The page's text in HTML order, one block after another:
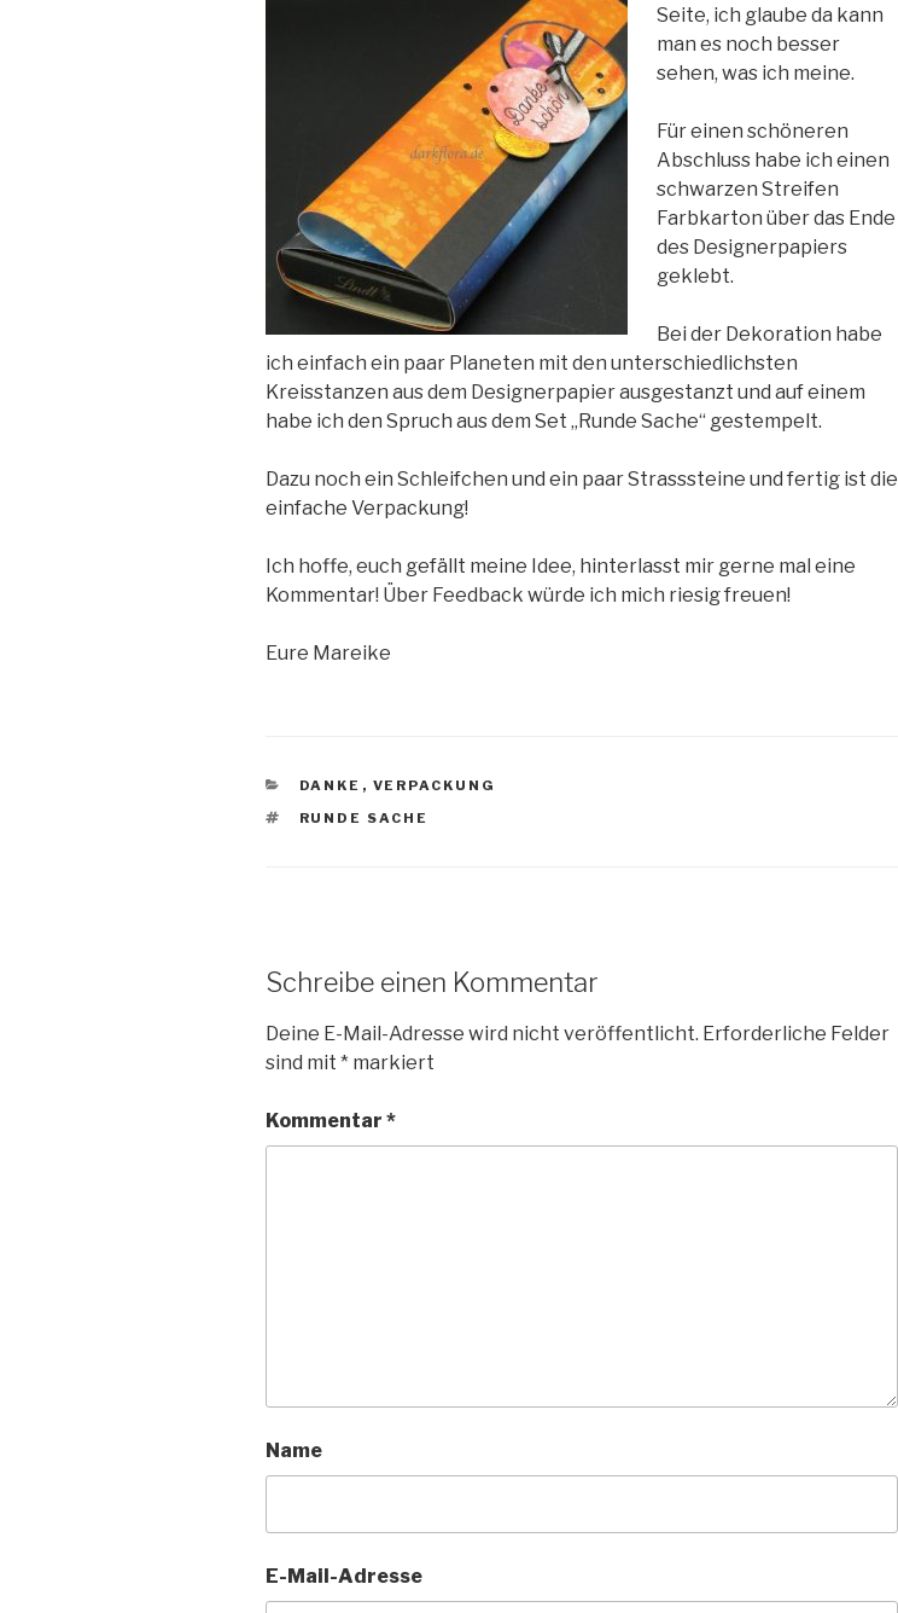
Seite, ich glaube da kann
man es noch besser
sehen, was ich meine.
Für einen schöneren
Abschluss habe ich einen
schwarzen Streifen
Farbkarton über das Ende
des Designerpapiers
geklebt.
Bei der Dekoration habe
ich einfach ein paar Planeten mit den unterschiedlichsten
Kreisstanzen aus dem Designerpapier ausgestanzt und auf einem
habe ich den Spruch aus dem Set „Runde Sache“ gestempelt.
Dazu noch ein Schleifchen und ein paar Strasssteine und fertig ist die
einfache Verpackung!
Ich hoffe, euch gefällt meine Idee, hinterlasst mir gerne mal eine
Kommentar! Über Feedback würde ich mich riesig freuen!
Eure Mareike
KATEGORIEN
DANKE , VERPACKUNG
SCHLAGWÖRTER
RUNDE SACHE
Schreibe einen Kommentar
Deine E-Mail-Adresse wird nicht veröffentlicht. Erforderliche Felder
sind mit * markiert
Kommentar *
Name
E-Mail-Adresse